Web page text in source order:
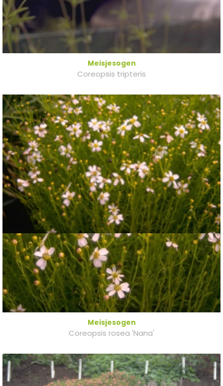
Meisjesogen
Coreopsis tripteris
Meisjesogen
Coreopsis rosea 'Nana'